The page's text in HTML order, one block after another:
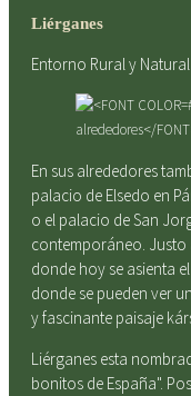
Liérganes
Entorno Rural y Natural
En sus alrededores
palacio de Elsedo en
o el palacio de San
contemporáneo. Justo
donde hoy se asienta
donde se pueden ver
y fascinante paisaje
Liérganes esta
bonitos de España".